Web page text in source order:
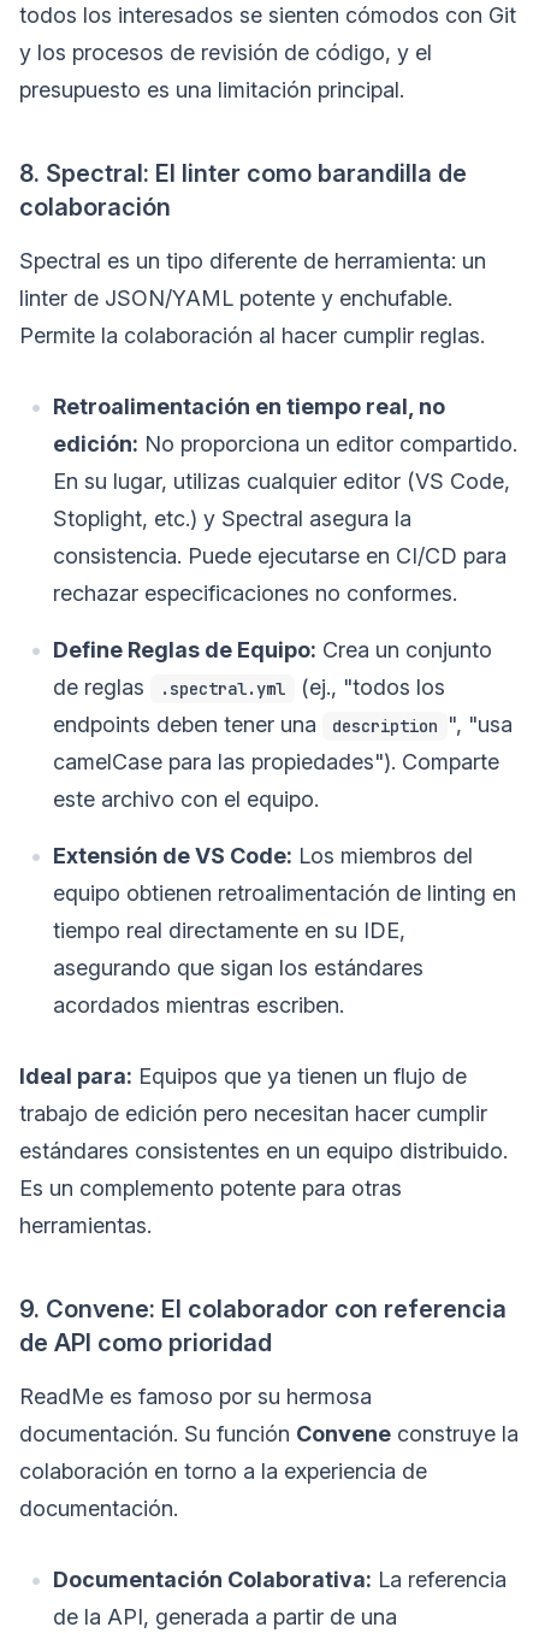
todos los interesados se sienten cómodos con Git
y los procesos de revisión de código, y el
presupuesto es una limitación principal.
8. Spectral: El linter como barandilla de
colaboración
Spectral es un tipo diferente de herramienta: un
linter de JSON/YAML potente y enchufable.
Permite la colaboración al hacer cumplir reglas.
Retroalimentación en tiempo real, no
edición: No proporciona un editor compartido.
En su lugar, utilizas cualquier editor (VS Code,
Stoplight, etc.) y Spectral asegura la
consistencia. Puede ejecutarse en CI/CD para
rechazar especificaciones no conformes.
Define Reglas de Equipo: Crea un conjunto
de reglas
.spectral.yml
(ej., "todos los
endpoints deben tener una
description
", "usa
camelCase para las propiedades"). Comparte
este archivo con el equipo.
Extensión de VS Code: Los miembros del
equipo obtienen retroalimentación de linting en
tiempo real directamente en su IDE,
asegurando que sigan los estándares
acordados mientras escriben.
Ideal para: Equipos que ya tienen un flujo de
trabajo de edición pero necesitan hacer cumplir
estándares consistentes en un equipo distribuido.
Es un complemento potente para otras
herramientas.
9. Convene: El colaborador con referencia
de API como prioridad
ReadMe es famoso por su hermosa
documentación. Su función Convene construye la
colaboración en torno a la experiencia de
documentación.
Documentación Colaborativa: La referencia
de la API, generada a partir de una